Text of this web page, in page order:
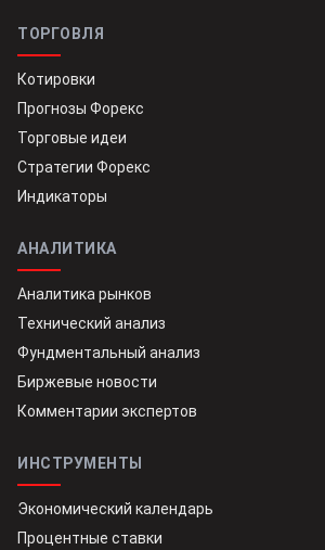
ТОРГОВЛЯ
Котировки
Прогнозы Форекс
Торговые идеи
Стратегии Форекс
Индикаторы
АНАЛИТИКА
Аналитика рынков
Технический анализ
Фундментальный анализ
Биржевые новости
Комментарии экспертов
ИНСТРУМЕНТЫ
Экономический календарь
Процентные ставки